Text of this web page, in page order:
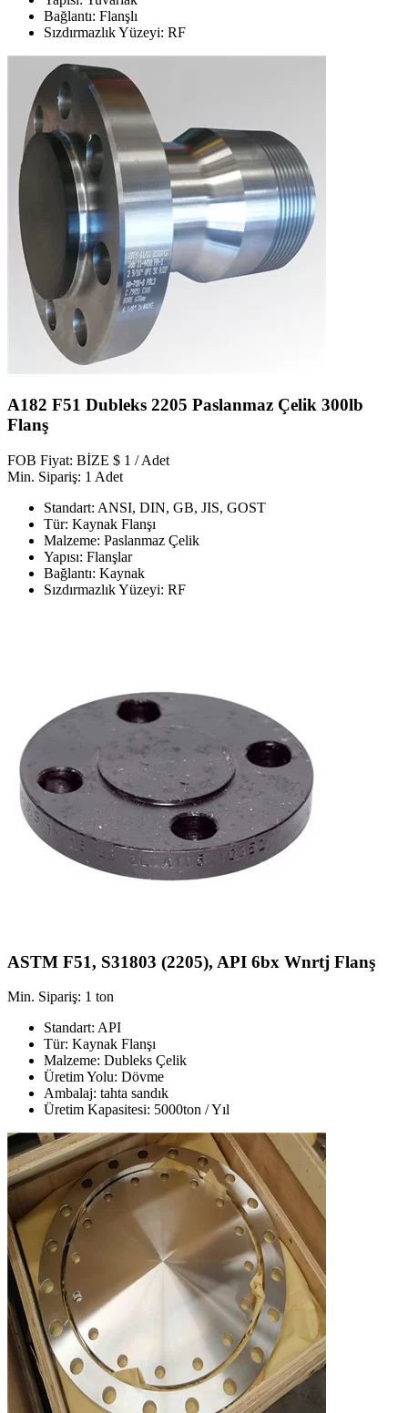
Bağlantı: Flanşlı
Sızdırmazlık Yüzeyi: RF
A182 F51 Dubleks 2205 Paslanmaz Çelik 300lb
Flanş
FOB Fiyat: BİZE $ 1 / Adet
Min. Sipariş: 1 Adet
Standart: ANSI, DIN, GB, JIS, GOST
Tür: Kaynak Flanşı
Malzeme: Paslanmaz Çelik
Yapısı: Flanşlar
Bağlantı: Kaynak
Sızdırmazlık Yüzeyi: RF
ASTM F51, S31803 (2205), API 6bx Wnrtj Flanş
Min. Sipariş: 1 ton
Standart: API
Tür: Kaynak Flanşı
Malzeme: Dubleks Çelik
Üretim Yolu: Dövme
Ambalaj: tahta sandık
Üretim Kapasitesi: 5000ton / Yıl